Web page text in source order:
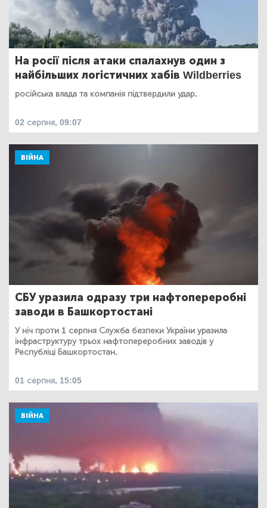
На росії після атаки спалахнув один з
найбільших логістичних хабів Wildberries
російська влада та компанія підтвердили удар.
02 серпня, 09:07
ВІЙНА
СБУ уразила одразу три нафтопереробні
заводи в Башкортостані
У ніч проти 1 серпня Служба безпеки України уразила
інфраструктуру трьох нафтопереробних заводів у
Республіці Башкортостан.
01 серпня, 15:05
ВІЙНА